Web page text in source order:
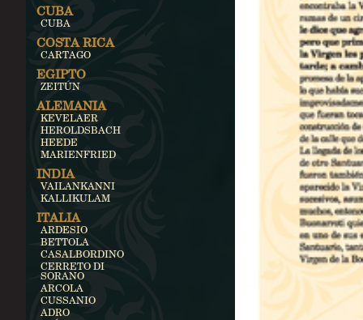
CUBA
CUBA
COSTA RICA
CARTAGO
EGIPTO
ZEITÚN
ALEMANIA
KEVELAER
HEROLDSBACH
HEEDE
MARIENFRIED
INDIA
VAILANKANNI
KALLIKULAM
ITALIA
ARDESIO
BETTOLA
CASALBORDINO
CERRETO DI
SORANO
ARCOLA
CUSSANIO
ADRO